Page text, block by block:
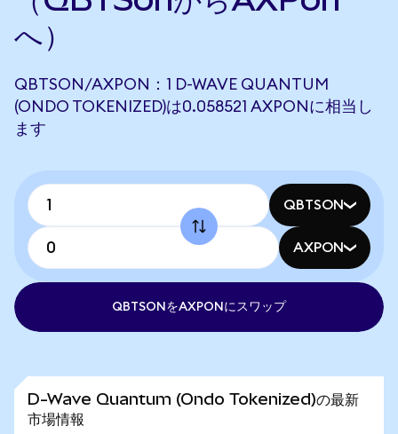
へ）
QBTSON/AXPON：1 D-WAVE QUANTUM
(ONDO TOKENIZED)は0.058521 AXPONに相当し
ます
QBTSON
AXPON
QBTSONをAXPONにスワップ
D-Wave Quantum (Ondo Tokenized)の最新
市場情報